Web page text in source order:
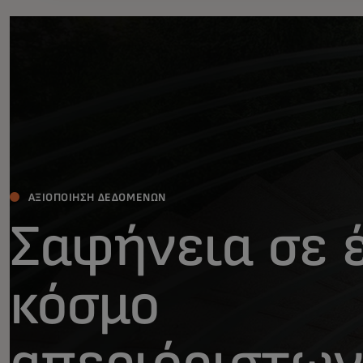
ΑΞΙΟΠΟΊΗΣΗ ΔΕΔΟΜΈΝΩΝ
Σαφήνεια σε
κόσμο